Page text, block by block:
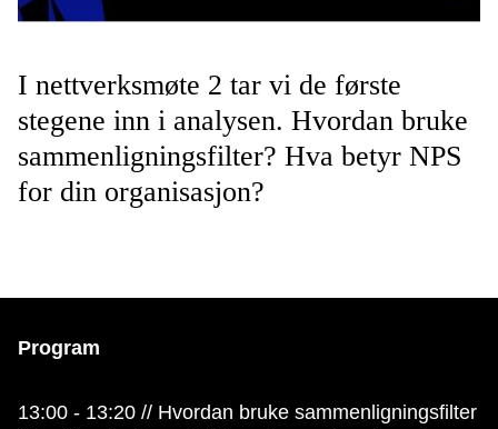
I nettverksmøte 2 tar vi de første
stegene inn i analysen. Hvordan bruke
sammenligningsfilter? Hva betyr NPS
for din organisasjon?
Program
13:00 - 13:20 // Hvordan bruke sammenligningsfilter